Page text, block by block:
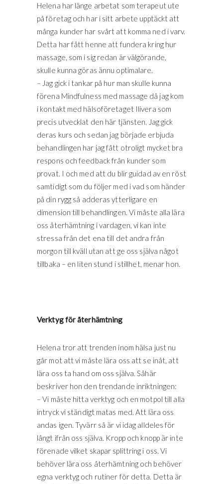
Helena har länge arbetat som terapeut ute
på företag och har i sitt arbete upptäckt att
många kunder har svårt att komma ned i varv.
Detta har fått henne att fundera kring hur
massage, som i sig redan är välgörande,
skulle kunna göras ännu optimalare.
– Jag gick i tankar på hur man skulle kunna
förena Mindfulness med massage då jag kom
i kontakt med hälsoföretaget Ilivera som
precis utvecklat den här tjänsten. Jag gick
deras kurs och sedan jag började erbjuda
behandlingen har jag fått otroligt mycket bra
respons och feedback från kunder som
provat. I och med att du blir guidad av en röst
samtidigt som du följer med i vad som händer
på din rygg så adderas ytterligare en
dimension till behandlingen. Vi måste alla lära
oss återhämtning i vardagen, vi kan inte
stressa från det ena till det andra från
morgon till kväll utan att ge oss själva något
tillbaka – en liten stund i stillhet, menar hon.
Verktyg för återhämtning
Helena tror att trenden inom hälsa just nu
går mot att vi måste lära oss att se inåt, att
lära oss ta hand om oss själva. Såhär
beskriver hon den trendande inriktningen:
– Vi måste hitta verktyg och en motpol till alla
intryck vi ständigt matas med. Att lära oss
andas igen. Tyvärr så är vi idag alldeles för
långt ifrån oss själva. Kropp och knopp är inte
förenade vilket skapar splittring i oss. Vi
behöver lära oss återhämtning och behöver
egna verktyg och rutiner för detta. Detta är